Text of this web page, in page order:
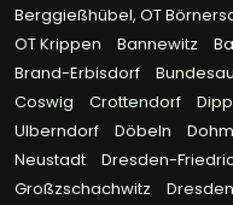
Berggießhübel, OT
OT Krippen
Bannewitz
Brand-Erbisdorf
Coswig
Crottendorf
Ulberndorf
Döbeln
Neustadt
Dresden-
Großzschachwitz